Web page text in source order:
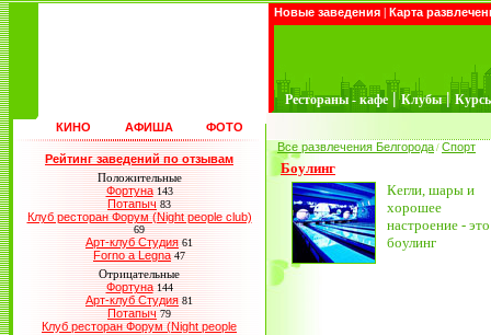
Новые заведения | Карта
Рестораны - кафе | Клубы |
КИНО АФИША ФОТО
Рейтинг заведений по отзывам
Положительные
Фортуна 143
Потапыч 83
Клуб ресторан Форум (Night people club)
69
Арт-клуб Студия 61
Forno a Legna 47
Отрицательные
Фортуна 144
Арт-клуб Студия 81
Потапыч 79
Клуб ресторан Форум (Night people
Все развлечения Белгорода / Спорт
Боулинг
Кегли, шары и
хорошее
настроение - это
боулинг